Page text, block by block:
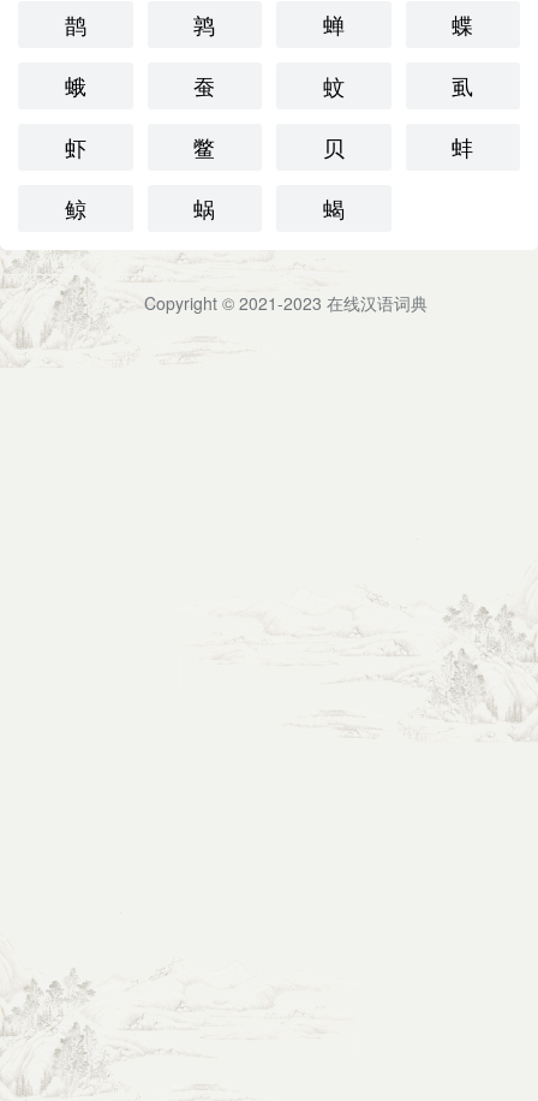
鹊
鹑 蝉
蝶
蛾
蚕 蚊
虱
虾
鳖 贝
蚌
鲸
蜗 蝎
Copyright © 2021-2023 在线汉语词典